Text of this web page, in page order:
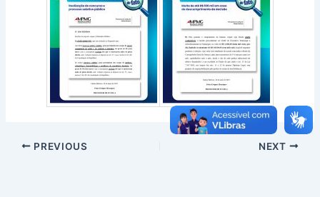
PREVIOUS NEXT